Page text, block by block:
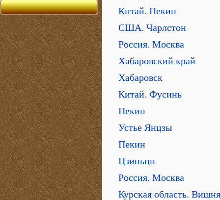
Китай. Пекин
США. Чарлстон
Россия. Москва
Хабаровский край
Хабаровск
Китай. Фусинь
Пекин
Устье Янцзы
Пекин
Цзиньци
Россия. Москва
Курская область.